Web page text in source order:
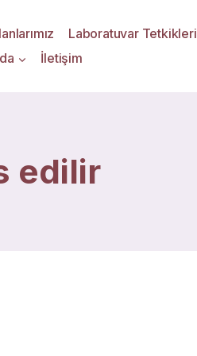
Laboratuvar Tetkikleri
İletişim
edilir